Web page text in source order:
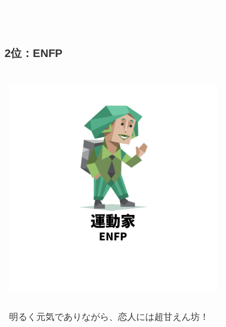
2位：ENFP
明るく元気でありながら、恋人には超甘えん坊！